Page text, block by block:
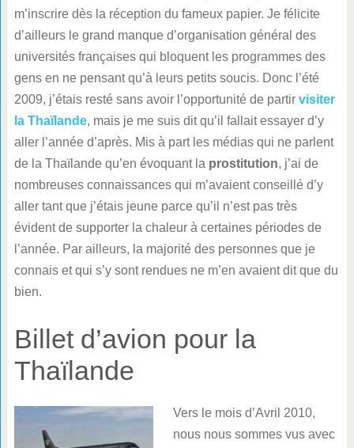
m’inscrire dès la réception du fameux papier. Je félicite
d’ailleurs le grand manque d’organisation général des
universités françaises qui bloquent les programmes des
gens en ne pensant qu’à leurs petits soucis. Donc l’été
2009, j’étais resté sans avoir l’opportunité de partir visiter
la Thaïlande, mais je me suis dit qu’il fallait essayer d’y
aller l’année d’après. Mis à part les médias qui ne parlent
de la Thaïlande qu’en évoquant la prostitution, j’ai de
nombreuses connaissances qui m’avaient conseillé d’y
aller tant que j’étais jeune parce qu’il n’est pas très
évident de supporter la chaleur à certaines périodes de
l’année. Par ailleurs, la majorité des personnes que je
connais et qui s’y sont rendues ne m’en avaient dit que du
bien.
Billet d’avion pour la
Thaïlande
Vers le mois d’Avril 2010,
nous nous sommes vus avec